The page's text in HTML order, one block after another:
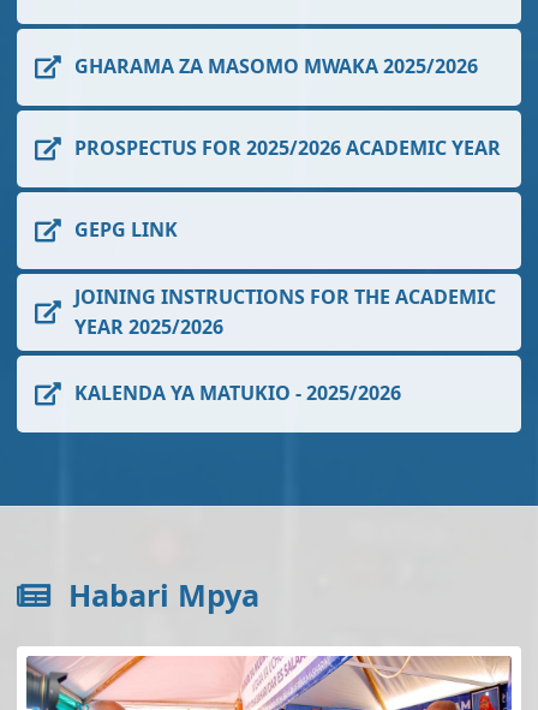
GHARAMA ZA MASOMO MWAKA 2025/2026
PROSPECTUS FOR 2025/2026 ACADEMIC YEAR
GEPG LINK
JOINING INSTRUCTIONS FOR THE ACADEMIC
YEAR 2025/2026
KALENDA YA MATUKIO - 2025/2026
Habari Mpya